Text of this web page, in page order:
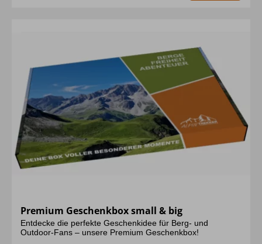
Premium Geschenkbox small & big
Entdecke die perfekte Geschenkidee für Berg- und
Outdoor-Fans – unsere Premium Geschenkbox!